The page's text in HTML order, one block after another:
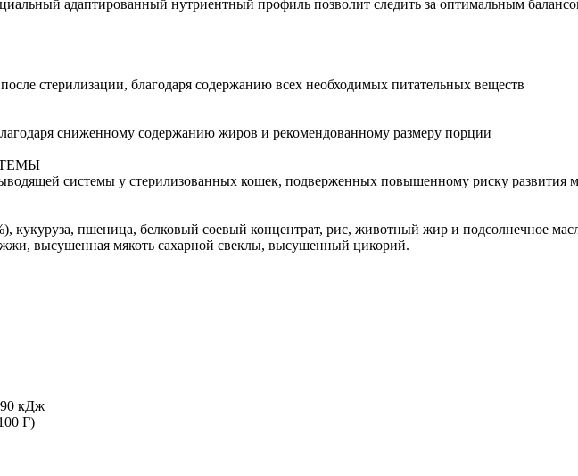
адаптированный нутриентный профиль позволит следить за оптимальным
стерилизации, благодаря содержанию всех необходимых питательных веществ
сниженному содержанию жиров и рекомендованному размеру порции
системы у стерилизованных кошек, подверженных повышенному риску развития
кукуруза, пшеница, белковый соевый концентрат, рис, животный жир и подсолнечное
высушенная мякоть сахарной свеклы, высушенный цикорий.
кДж
Г)